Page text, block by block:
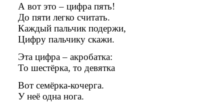
А вот это – цифра пять!
До пяти легко считать.
Каждый пальчик подержи,
Цифру пальчику скажи.
Эта цифра – акробатка:
То шестёрка, то девятка
Вот семёрка-кочерга.
У неё одна нога.